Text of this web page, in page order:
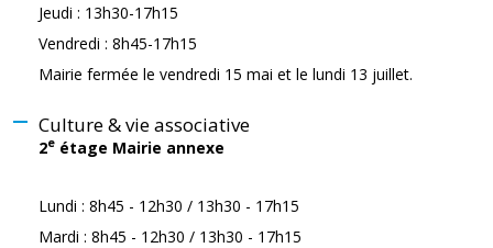
Jeudi : 13h30-17h15
Vendredi : 8h45-17h15
Mairie fermée le vendredi 15 mai et le lundi 13 juillet.
Culture & vie associative
2e étage Mairie annexe
Lundi : 8h45 - 12h30 / 13h30 - 17h15
Mardi : 8h45 - 12h30 / 13h30 - 17h15